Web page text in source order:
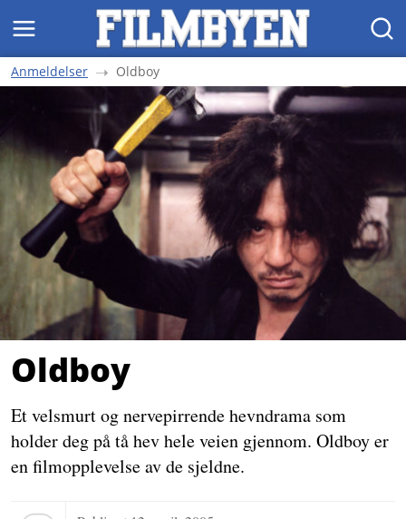
MENY SØK
Anmeldelser Oldboy
Oldboy
Et velsmurt og nervepirrende hevndrama som
holder deg på tå hev hele veien gjennom. Oldboy er
en filmopplevelse av de sjeldne.